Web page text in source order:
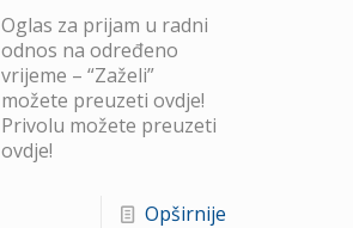
Oglas za prijam u radni
odnos na određeno
vrijeme – “Zaželi”
možete preuzeti ovdje!
Privolu možete preuzeti
ovdje!
Opširnije